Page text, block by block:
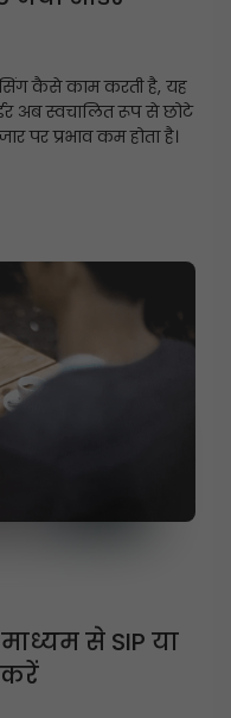
कैसे काम करती है, यह
अब स्वचालित रूप से छोटे
पर प्रभाव कम होता है।
से SIP या